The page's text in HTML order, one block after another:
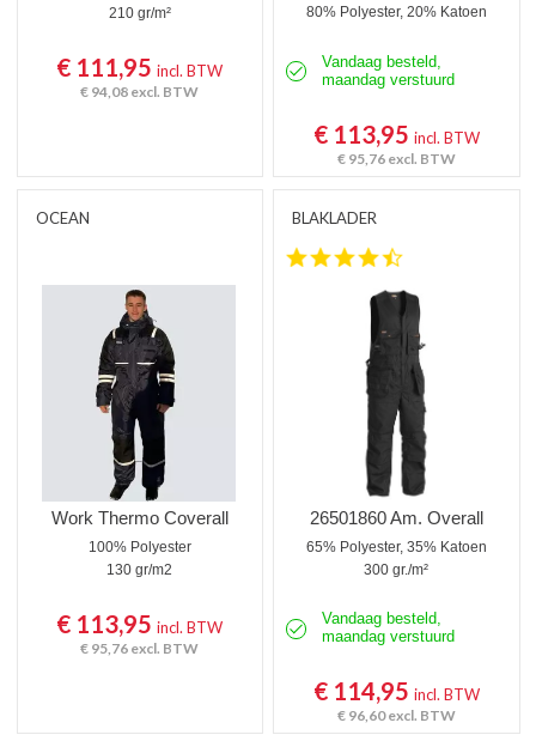
210 gr/m²
€ 111,95incl. BTW
€ 94,08 excl. BTW
80% Polyester, 20% Katoen
Vandaag besteld,
maandag verstuurd
€ 113,95 incl. BTW
€ 95,76 excl. BTW
OCEAN
Work Thermo Coverall
100% Polyester
130 gr/m2
€ 113,95incl. BTW
€ 95,76 excl. BTW
BLAKLADER
4.5 star rating
26501860 Am. Overall
65% Polyester, 35% Katoen
300 gr./m²
Vandaag besteld,
maandag verstuurd
€ 114,95 incl. BTW
€ 96,60excl. BTW